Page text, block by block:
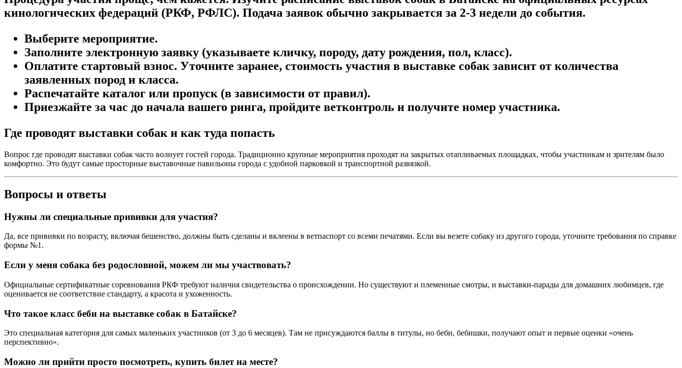
кинологических федераций (РКФ, РФЛС). Подача заявок обычно закрывается за 2-3 недели до события.
Выберите мероприятие.
Заполните электронную заявку (указываете кличку, породу, дату рождения, пол, класс).
Оплатите стартовый взнос. Уточните заранее, стоимость участия в выставке собак зависит от количества
заявленных пород и класса.
Распечатайте каталог или пропуск (в зависимости от правил).
Приезжайте за час до начала вашего ринга, пройдите ветконтроль и получите номер участника.
Где проводят выставки собак и как туда попасть
Вопрос где проводят выставки собак часто волнует гостей города. Традиционно крупные мероприятия проходят на закрытых отапливаемых площадках, чтобы участникам и зрителям было
комфортно. Это будут самые просторные выставочные павильоны города с удобной парковкой и транспортной развязкой.
Вопросы и ответы
Нужны ли специальные прививки для участия?
Да, все прививки по возрасту, включая бешенство, должны быть сделаны и вклеены в ветпаспорт со всеми печатями. Если вы везете собаку из другого города, уточните требования по справке
формы №1.
Если у меня собака без родословной, можем ли мы участвовать?
Официальные сертификатные соревнования РКФ требуют наличия свидетельства о происхождении. Но существуют и племенные смотры, и выставки-парады для домашних любимцев, где
оценивается не соответствие стандарту, а красота и ухоженность.
Что такое класс беби на выставке собак в Батайске?
Это специальная категория для самых маленьких участников (от 3 до 6 месяцев). Там не присуждаются баллы в титулы, но беби, бебишки, получают опыт и первые оценки «очень
перспективно».
Можно ли прийти просто посмотреть, купить билет на месте?